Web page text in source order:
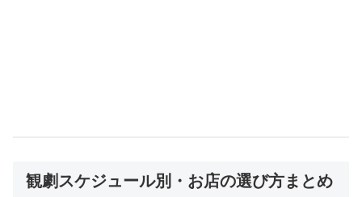
観劇スケジュール別・お店の選び方まとめ